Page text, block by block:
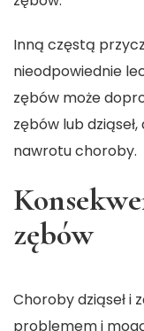
Inną częstą
nieodpowiednie
zębów może
zębów lub
nawrotu choroby.
zębów
Choroby dziąseł i
problemem i